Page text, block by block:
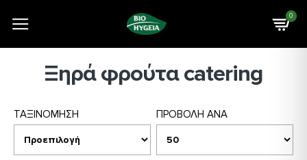
0
Ξηρά φρούτα catering
ΤΑΞΙΝΟΜΗΣΗ ΠΡΟΒΟΛΗ ΑΝΑ